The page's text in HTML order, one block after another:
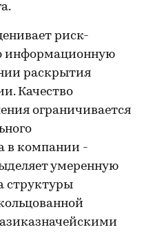
риск-
информационную
раскрытия
Качество
ограничивается
в компании -
умеренную
структуры